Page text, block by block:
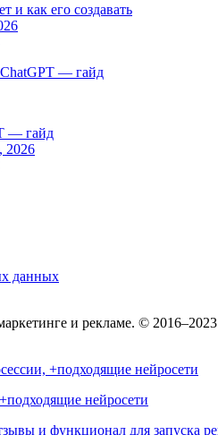
и как его создавать
— гайд
2026
данных
и рекламе. © 2016–2023
нейросети